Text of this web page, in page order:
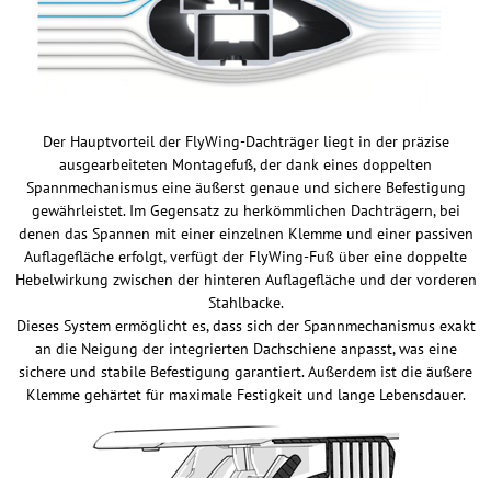
Der Hauptvorteil der FlyWing-Dachträger liegt in der präzise
ausgearbeiteten Montagefuß, der dank eines doppelten
Spannmechanismus eine äußerst genaue und sichere Befestigung
gewährleistet. Im Gegensatz zu herkömmlichen Dachträgern, bei
denen das Spannen mit einer einzelnen Klemme und einer passiven
Auflagefläche erfolgt, verfügt der FlyWing-Fuß über eine doppelte
Hebelwirkung zwischen der hinteren Auflagefläche und der vorderen
Stahlbacke.
Dieses System ermöglicht es, dass sich der Spannmechanismus exakt
an die Neigung der integrierten Dachschiene anpasst, was eine
sichere und stabile Befestigung garantiert. Außerdem ist die äußere
Klemme gehärtet für maximale Festigkeit und lange Lebensdauer.